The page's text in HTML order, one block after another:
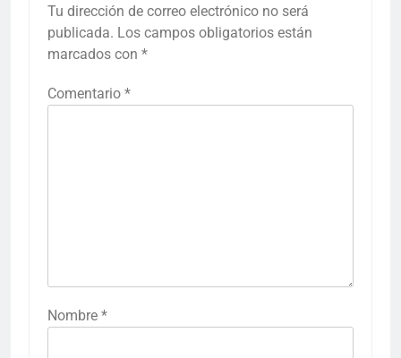
Tu dirección de correo electrónico no será
publicada. Los campos obligatorios están
marcados con *
Comentario *
Nombre *